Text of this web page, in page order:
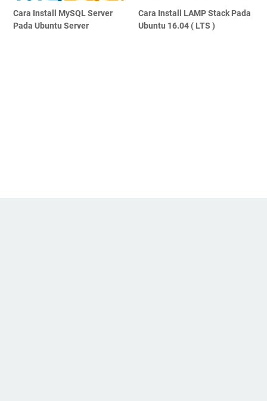
Cara Install MySQL Server
Pada Ubuntu Server
Cara Install LAMP Stack Pada
Ubuntu 16.04 ( LTS )